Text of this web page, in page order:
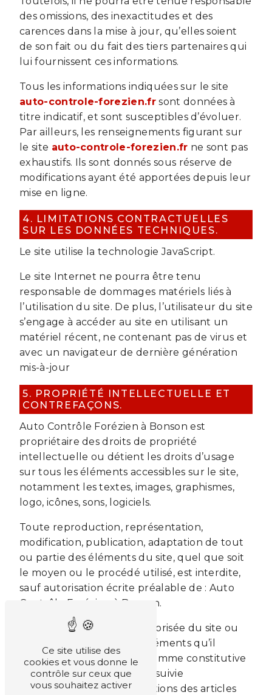
des omissions, des inexactitudes et des
carences dans la mise à jour, qu’elles soient
de son fait ou du fait des tiers partenaires qui
lui fournissent ces informations.
Tous les informations indiquées sur le site
auto-controle-forezien.fr sont données à
titre indicatif, et sont susceptibles d’évoluer.
Par ailleurs, les renseignements figurant sur
le site auto-controle-forezien.fr ne sont pas
exhaustifs. Ils sont donnés sous réserve de
modifications ayant été apportées depuis leur
mise en ligne.
4. LIMITATIONS CONTRACTUELLES
SUR LES DONNÉES TECHNIQUES.
Le site utilise la technologie JavaScript.
Le site Internet ne pourra être tenu
responsable de dommages matériels liés à
l’utilisation du site. De plus, l’utilisateur du site
s’engage à accéder au site en utilisant un
matériel récent, ne contenant pas de virus et
avec un navigateur de dernière génération
mis-à-jour
5. PROPRIÉTÉ INTELLECTUELLE ET
CONTREFAÇONS.
Auto Contrôle Forézien à Bonson est
propriétaire des droits de propriété
intellectuelle ou détient les droits d’usage
sur tous les éléments accessibles sur le site,
notamment les textes, images, graphismes,
logo, icônes, sons, logiciels.
Toute reproduction, représentation,
modification, publication, adaptation de tout
ou partie des éléments du site, quel que soit
le moyen ou le procédé utilisé, est interdite,
sauf autorisation écrite préalable de : Auto
Contrôle Forézien à Bonson.
Toute exploitation non autorisée du site ou
de l’un quelconque des éléments qu’il
contient sera considérée comme constitutive
d’une contrefaçon et poursuivie
conformément aux dispositions des articles
Ce site utilise des
cookies et vous donne le
contrôle sur ceux que
vous souhaitez activer